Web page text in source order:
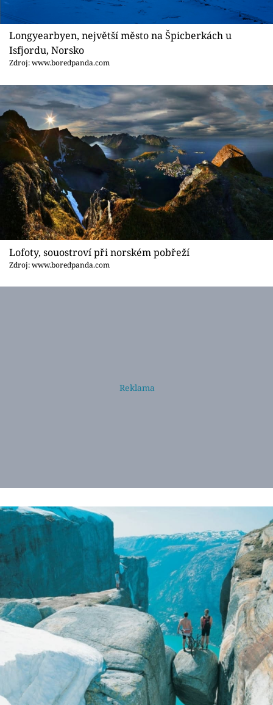
Longyearbyen, největší město na Špicberkách u
Isfjordu, Norsko
Zdroj: www.boredpanda.com
Lofoty, souostroví při norském pobřeží
Zdroj: www.boredpanda.com